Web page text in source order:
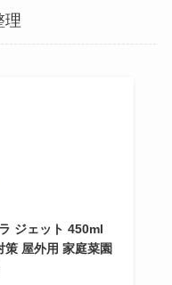
理
ジェット 450ml
屋外用 家庭菜園